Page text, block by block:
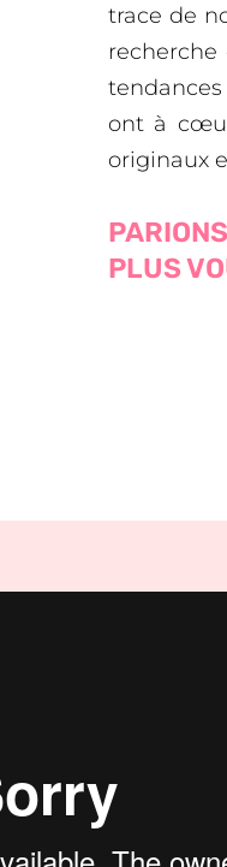
trace de
recherche
ont à
originaux
PLUS